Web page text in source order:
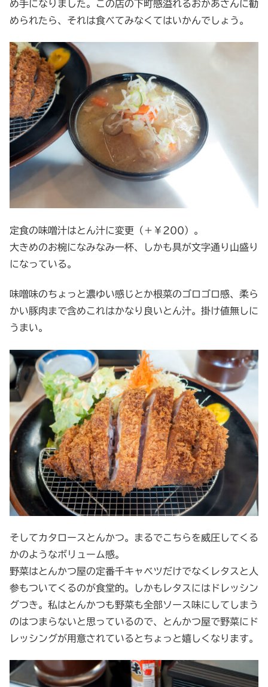
め手になりました。この店の下町感溢れるおかあさんに勧
められたら、それは食べてみなくてはいかんでしょう。
定食の味噌汁はとん汁に変更（＋￥200）。
大きめのお椀になみなみ一杯、しかも具が文字通り山盛り
になっている。
味噌味のちょっと濃ゆい感じとか根菜のゴロゴロ感、柔ら
かい豚肉まで含めこれはかなり良いとん汁。掛け値無しに
うまい。
そしてカタロースとんかつ。まるでこちらを威圧してくる
かのようなボリューム感。
野菜はとんかつ屋の定番千キャベツだけでなくレタスと人
参もついてくるのが食堂的。しかもレタスにはドレッシン
グつき。私はとんかつも野菜も全部ソース味にしてしまう
のはつまらないと思っているので、とんかつ屋で野菜にド
レッシングが用意されているとちょっと嬉しくなります。